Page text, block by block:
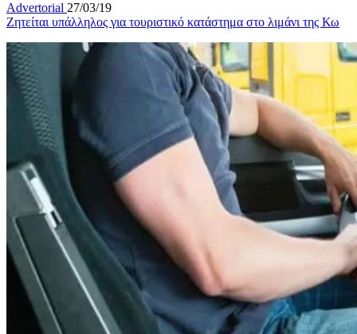
Advertorial 27/03/19
Ζητείται υπάλληλος για τουριστικό κατάστημα στο λιμάνι της Κω